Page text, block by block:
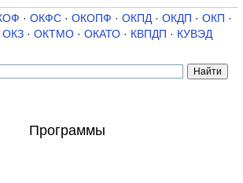
· ОКФС · ОКОПФ · ОКПД· ОКДП · ОКП ·
ОКЗ· ОКТМО· ОКАТО· КВПДП · КУВЭД
Программы